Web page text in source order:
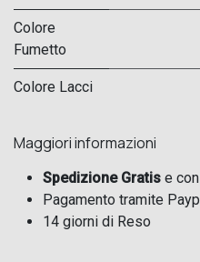
Colore
Fumetto
Colore Lacci
Maggiori informazioni
Spedizione Gratis e
Pagamento tramite
14 giorni di Reso